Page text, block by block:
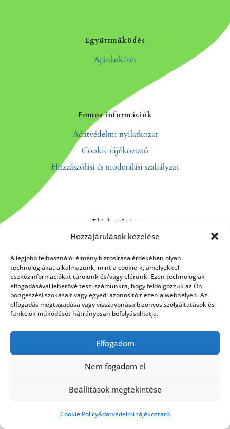
Hozzájárulások kezelése
A legjobb felhasználói élmény biztosítása érdekében olyan
technológiákat alkalmazunk, mint a cookie-k, amelyekkel
eszközinformációkat tárolunk és/vagy elérünk. Ezen technológiák
elfogadásával lehetővé teszi számunkra, hogy feldolgozzuk az Ön
böngészési szokásait vagy egyedi azonosítóit ezen a webhelyen. Az
elfogadás megtagadása vagy visszavonása bizonyos szolgáltatások és
funkciók működését hátrányosan befolyásolhatja.
Elfogadom
Nem fogadom el
Beállítások megtekintése
Cookie PolicyAdatvédelmi tájékoztató
Együttműködés
Ajánlatkérés
Fontos információk
Adatvédelmi nyilatkozat
Cookie tájékoztató
Hozzászólási és moderálási szabályzat
Elérhetőség
Kapcsolat
Rólunk
HÍRLEVÉL FELIRATKOZÁS